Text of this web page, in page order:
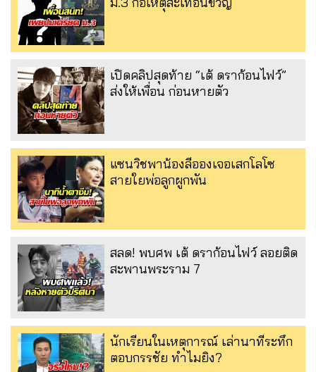
เปิดคลิปสุดท้าย “เต้ ดราก้อนไฟว์”
ส่งให้เพื่อน ก่อนหายตัว
แซนวิชพาน้องลีอองเจอเสกโลโซ
สายใยพ่อลูกผูกพัน
สลด! พบศพ เต้ ดราก้อนไฟว์ ลอยติด
สะพานพระราม 7
นักเรียนในเหตุการณ์ เล่านาทีระทึก
ตอบกรรชัย ทำไมยิง?